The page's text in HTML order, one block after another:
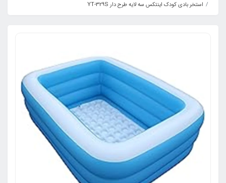
استخر بادی کودک اینتکس سه لایه طرح دار YT-329S